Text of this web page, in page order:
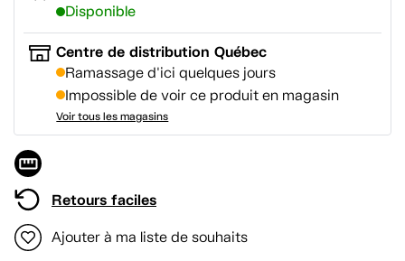
Disponible
Centre de distribution Québec
Ramassage d'ici quelques jours
Impossible de voir ce produit en magasin
Voir tous les magasins
Retours faciles
Ajouter à ma liste de souhaits